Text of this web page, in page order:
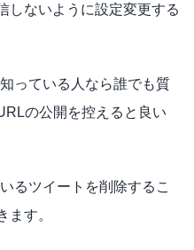
しないように設定変更する
っている人なら誰でも質
の公開を控えると良い
るツイートを削除するこ
ます。